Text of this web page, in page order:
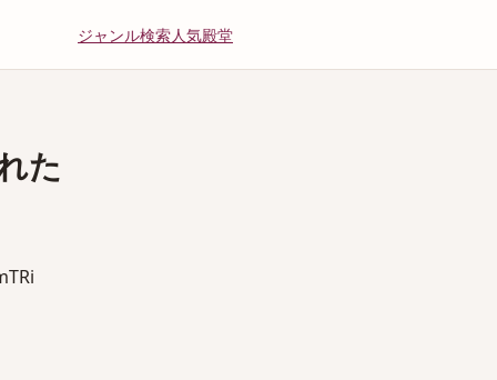
ジャンル検索人気殿堂
た